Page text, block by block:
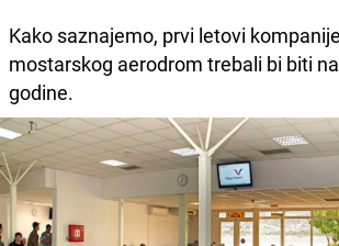
Kako saznajemo, prvi letovi
mostarskog aerodrom trebali bi biti
godine.